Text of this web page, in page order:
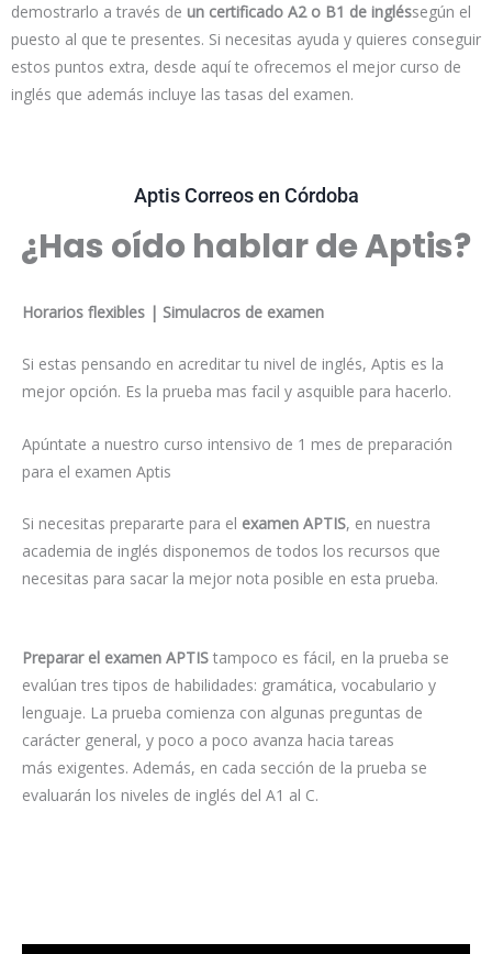
demostrarlo a través de un certificado A2 o B1 de ingléssegún el
puesto al que te presentes. Si necesitas ayuda y quieres conseguir
estos puntos extra, desde aquí te ofrecemos el mejor curso de
inglés que además incluye las tasas del examen.
Aptis Correos en Córdoba
¿Has oído hablar de Aptis?
Horarios flexibles | Simulacros de examen
Si estas pensando en acreditar tu nivel de inglés, Aptis es la
mejor opción. Es la prueba mas facil y asquible para hacerlo.
Apúntate a nuestro curso intensivo de 1 mes de preparación
para el examen Aptis
Si necesitas prepararte para el examen APTIS, en nuestra
academia de inglés disponemos de todos los recursos que
necesitas para sacar la mejor nota posible en esta prueba.
Preparar el examen APTIS tampoco es fácil, en la prueba se
evalúan tres tipos de habilidades: gramática, vocabulario y
lenguaje. La prueba comienza con algunas preguntas de
carácter general, y poco a poco avanza hacia tareas
más exigentes. Además, en cada sección de la prueba se
evaluarán los niveles de inglés del A1 al C.